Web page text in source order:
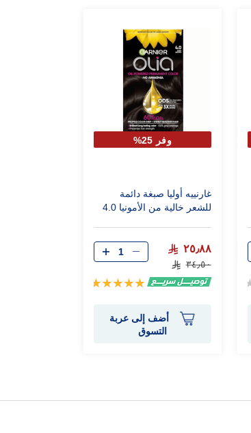
وفر 25%
غارنييه أوليا صبغة دائمة
للشعر خالية من الأمونيا 4.0
٢٥٫٨٨
٣٤٫٥٠
تقييم:
أضف إلى عربة
التسوق